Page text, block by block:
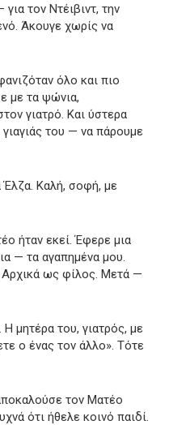
τον Ντέιβιντ, την
Άκουγε χωρίς να
όλο και πιο
με τα ψώνια,
γιατρό. Και ύστερα
του — να πάρουμε
Έλζα. Καλή, σοφή, με
ήταν εκεί. Έφερε μια
— τα αγαπημένα μου.
ως φίλος. Μετά —
μητέρα του, γιατρός, με
ο ένας τον άλλο». Τότε
τον Ματέο
ότι ήθελε κοινό παιδί.